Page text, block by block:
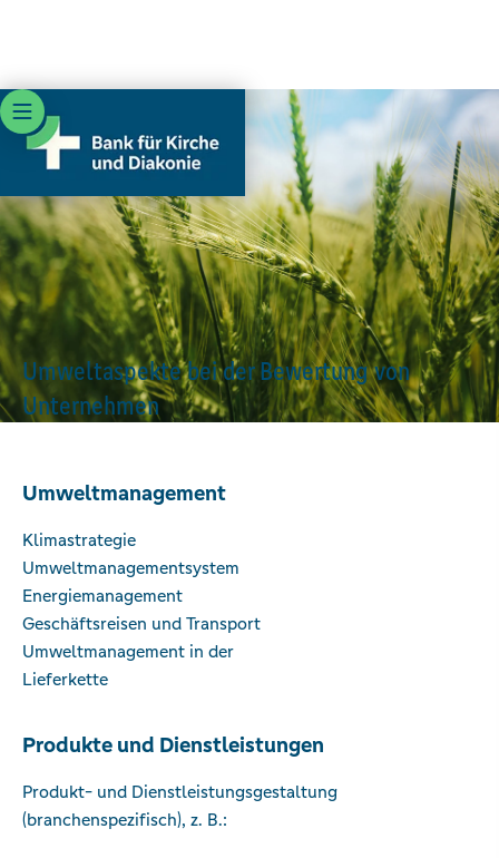
ÖKOLOGISCHE NACHHALTIGKEIT
Ökologische Aspekte der ethisch-
nachhaltigen Anlagestrategie
Der Nachhaltigkeitsfilter, den die Bank für die
Eigenanlagen einsetzt, berücksichtigt weitreichende
ökologische Kriterien. Für die Auswahl von Unternehmen
werden folgende Themenfelder untersucht und bewertet:
Umweltaspekte bei der Bewertung von
Unternehmen
Umwelt­management
Klimastrategie
Umwelt­management­system
Energiemanagement
Geschäftsreisen und Transport
Umweltmanagement in der
Lieferkette
Produkte und Dienstleistungen
Produkt- und Dienstleistungsgestaltung
(branchenspezifisch), z. B.: